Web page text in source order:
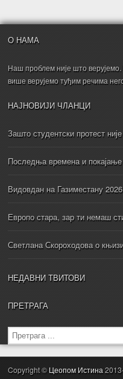
О НАМА
Наш проблем није што
више верујемо туђим речима
НАЈНОВИЈИ ЧЛАНЦИ
Зашто студентски протест
Последња времена и покајање
Видовдан на Газиместану 2026
Европо стара, зар ти немаш
Светлана Скороходова о
НЕДАВНИ ТВИТОВИ
ПРЕТРАГА
Copyright © Цеопом Истина